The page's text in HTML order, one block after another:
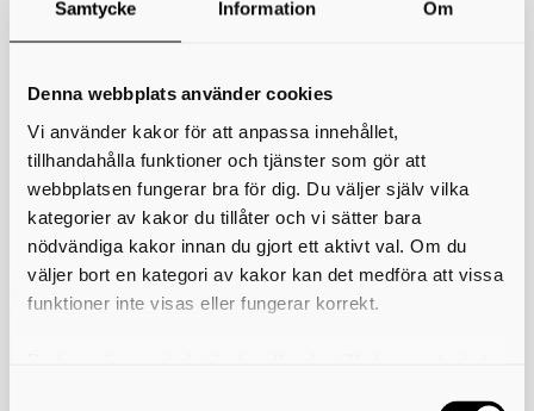
Samtycke Information Om
Denna webbplats använder cookies
Vi använder kakor för att anpassa innehållet,
tillhandahålla funktioner och tjänster som gör att
webbplatsen fungerar bra för dig. Du väljer själv vilka
kategorier av kakor du tillåter och vi sätter bara
nödvändiga kakor innan du gjort ett aktivt val. Om du
väljer bort en kategori av kakor kan det medföra att vissa
funktioner inte visas eller fungerar korrekt.
*Ditt namn
Din e-postadress
Telefon
*Ämne
*Meddelande